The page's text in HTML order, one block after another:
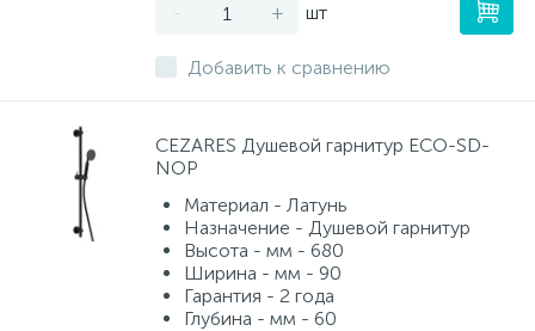
- + шт
Добавить к сравнению
CEZARES Душевой гарнитур ECO-SD-
NOP
Материал - Латунь
Назначение - Душевой гарнитур
Высота - мм - 680
Ширина - мм - 90
Гарантия - 2 года
Глубина - мм - 60